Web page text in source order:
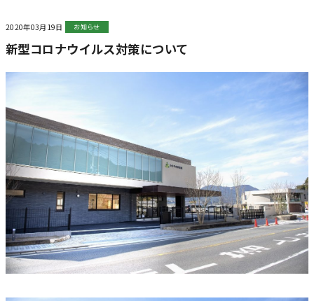
2020年03月19日 お知らせ
新型コロナウイルス対策について